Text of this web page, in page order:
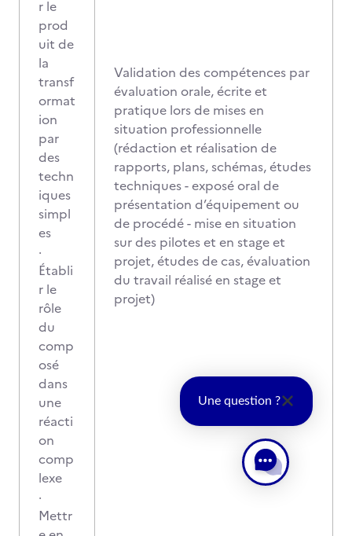
r le
prod
uit de
la
transf
ormat
ion
par
des
techn
iques
simpl
es
·
Établi
r le
rôle
du
comp
osé
dans
une
réacti
on
comp
lexe
·
Mettr
Validation des compétences par
évaluation orale, écrite et
pratique lors de mises en
situation professionnelle
(rédaction et réalisation de
rapports, plans, schémas, études
techniques - exposé oral de
présentation d’équipement ou
de procédé - mise en situation
sur des pilotes et en stage et
projet, études de cas, évaluation
du travail réalisé en stage et
projet)
Une question ?